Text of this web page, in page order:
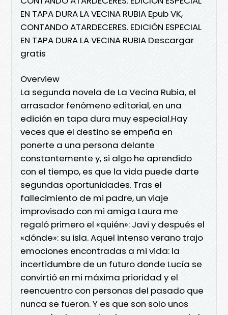
EN TAPA DURA LA VECINA RUBIA Epub VK,
CONTANDO ATARDECERES. EDICIÓN ESPECIAL
EN TAPA DURA LA VECINA RUBIA Descargar
gratis
Overview
La segunda novela de La Vecina Rubia, el
arrasador fenómeno editorial, en una
edición en tapa dura muy especial.Hay
veces que el destino se empeña en
ponerte a una persona delante
constantemente y, si algo he aprendido
con el tiempo, es que la vida puede darte
segundas oportunidades. Tras el
fallecimiento de mi padre, un viaje
improvisado con mi amiga Laura me
regaló primero el «quién»: Javi y después el
«dónde»: su isla. Aquel intenso verano trajo
emociones encontradas a mi vida: la
incertidumbre de un futuro donde Lucía se
convirtió en mi máxima prioridad y el
reencuentro con personas del pasado que
nunca se fueron. Y es que son solo unos